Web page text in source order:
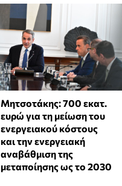
Μητσοτάκης: 700 εκατ.
ευρώ για τη μείωση του
ενεργειακού κόστους
και την ενεργειακή
αναβάθμιση της
μεταποίησης ως το 2030